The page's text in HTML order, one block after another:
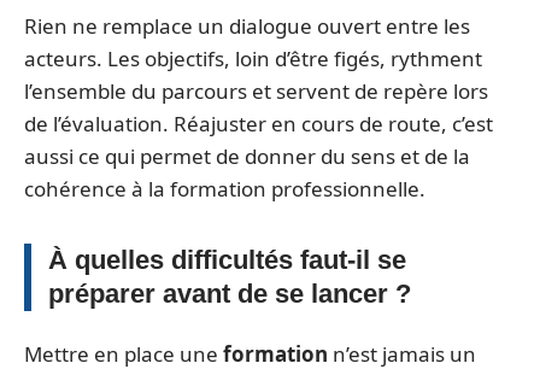
Rien ne remplace un dialogue ouvert entre les
acteurs. Les objectifs, loin d’être figés, rythment
l’ensemble du parcours et servent de repère lors
de l’évaluation. Réajuster en cours de route, c’est
aussi ce qui permet de donner du sens et de la
cohérence à la formation professionnelle.
À quelles difficultés faut-il se
préparer avant de se lancer ?
Mettre en place une formation n’est jamais un